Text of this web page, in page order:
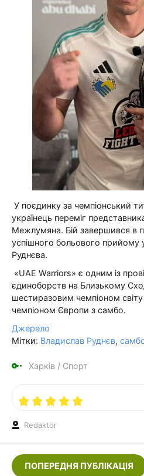
У поєдинку за чемпіонський
українець переміг
Межлумяна. Бій завершився в
успішного больового прийому
Руднєва.
«UAE Warriors» є одним із
єдиноборств на Близькому
шестиразовим чемпіоном
чемпіоном Європи з самбо.
Джерело
Мітки: Владислав Руднєв,
Харків / Спорт
Redaktor
ПОПЕРЕДНЯ ПУБЛІКАЦІЯ